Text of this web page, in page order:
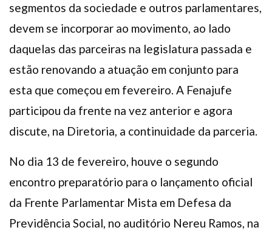
segmentos da sociedade e outros parlamentares,
devem se incorporar ao movimento, ao lado
daquelas das parceiras na legislatura passada e
estão renovando a atuação em conjunto para
esta que começou em fevereiro. A Fenajufe
participou da frente na vez anterior e agora
discute, na Diretoria, a continuidade da parceria.
No dia 13 de fevereiro, houve o segundo
encontro preparatório para o lançamento oficial
da Frente Parlamentar Mista em Defesa da
Previdência Social, no auditório Nereu Ramos, na